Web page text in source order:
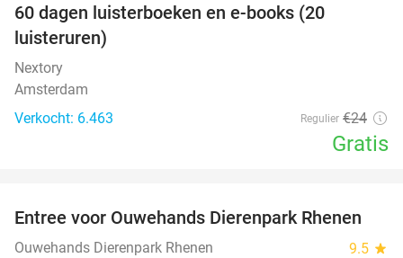
60 dagen luisterboeken en e-books (20
luisteruren)
Nextory
Amsterdam
Verkocht: 6.463
Regulier €24
Gratis
19%
Entree voor Ouwehands Dierenpark Rhenen
Ouwehands Dierenpark Rhenen 9.5 star